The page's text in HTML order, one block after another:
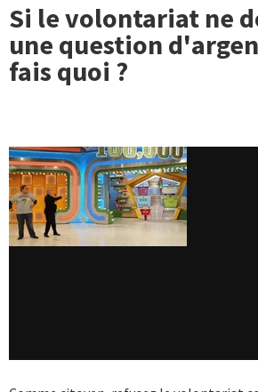
Si le volontariat ne
une question
fais quoi ?